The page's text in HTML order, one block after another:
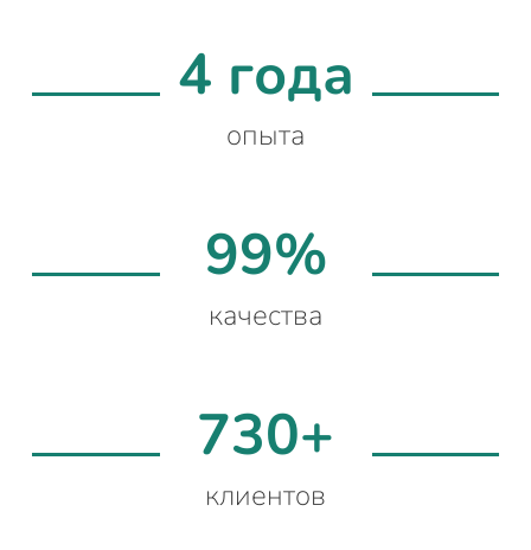
4 года
опыта
99%
качества
730+
клиентов